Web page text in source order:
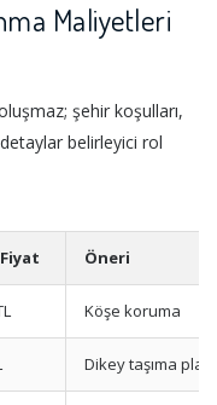
Maliyetleri
şehir koşulları,
belirleyici rol
Öneri
Köşe koruma
Dikey taşıma planı